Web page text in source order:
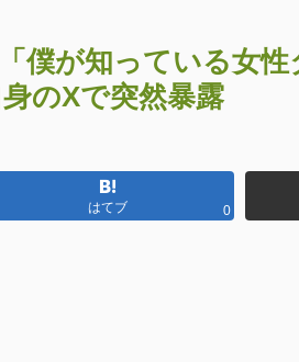
僕が知っている女
のXで突然暴露
はてブ 0